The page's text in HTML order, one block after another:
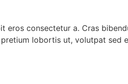
consectetur a. Cras
lobortis ut, volutpat sed